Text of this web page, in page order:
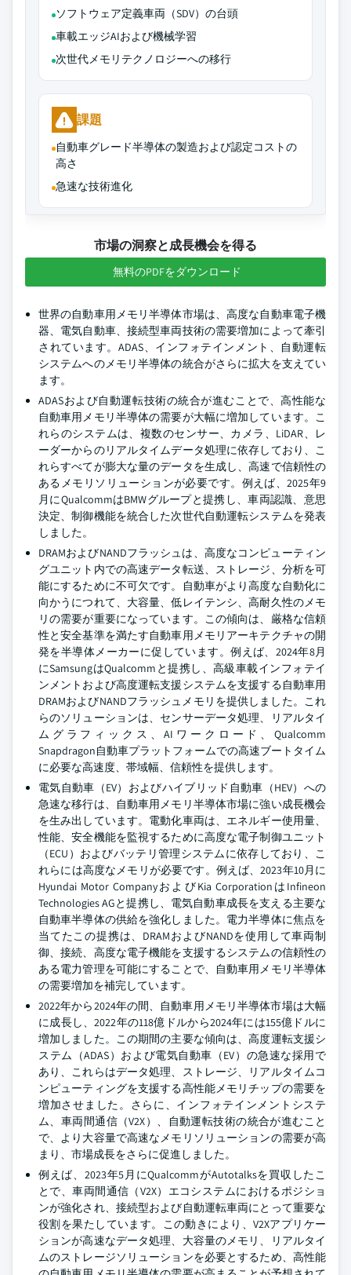
ソフトウェア定義車両（SDV）の台頭
車載エッジAIおよび機械学習
次世代メモリテクノロジーへの移行
課題
自動車グレード半導体の製造および認定コストの
高さ
急速な技術進化
市場の洞察と成長機会を得る
無料のPDFをダウンロード
世界の自動車用メモリ半導体市場は、高度な自動車電子機
器、電気自動車、接続型車両技術の需要増加によって牽引
されています。ADAS、インフォテインメント、自動運転
システムへのメモリ半導体の統合がさらに拡大を支えてい
ます。
ADASおよび自動運転技術の統合が進むことで、高性能な
自動車用メモリ半導体の需要が大幅に増加しています。こ
れらのシステムは、複数のセンサー、カメラ、LiDAR、レ
ーダーからのリアルタイムデータ処理に依存しており、こ
れらすべてが膨大な量のデータを生成し、高速で信頼性の
あるメモリソリューションが必要です。例えば、2025年9
月にQualcommはBMWグループと提携し、車両認識、意思
決定、制御機能を統合した次世代自動運転システムを発表
しました。
DRAMおよびNANDフラッシュは、高度なコンピューティン
グユニット内での高速データ転送、ストレージ、分析を可
能にするために不可欠です。自動車がより高度な自動化に
向かうにつれて、大容量、低レイテンシ、高耐久性のメモ
リの需要が重要になっています。この傾向は、厳格な信頼
性と安全基準を満たす自動車用メモリアーキテクチャの開
発を半導体メーカーに促しています。例えば、2024年8月
にSamsungはQualcommと提携し、高級車載インフォテイ
ンメントおよび高度運転支援システムを支援する自動車用
DRAMおよびNANDフラッシュメモリを提供しました。これ
らのソリューションは、センサーデータ処理、リアルタイ
ムグラフィックス、AIワークロード、Qualcomm
Snapdragon自動車プラットフォームでの高速ブートタイム
に必要な高速度、帯域幅、信頼性を提供します。
電気自動車（EV）およびハイブリッド自動車（HEV）への
急速な移行は、自動車用メモリ半導体市場に強い成長機会
を生み出しています。電動化車両は、エネルギー使用量、
性能、安全機能を監視するために高度な電子制御ユニット
（ECU）およびバッテリ管理システムに依存しており、こ
れらには高度なメモリが必要です。例えば、2023年10月に
Hyundai Motor CompanyおよびKia CorporationはInfineon
Technologies AGと提携し、電気自動車成長を支える主要な
自動車半導体の供給を強化しました。電力半導体に焦点を
当てたこの提携は、DRAMおよびNANDを使用して車両制
御、接続、高度な電子機能を支援するシステムの信頼性の
ある電力管理を可能にすることで、自動車用メモリ半導体
の需要増加を補完しています。
2022年から2024年の間、自動車用メモリ半導体市場は大幅
に成長し、2022年の118億ドルから2024年には155億ドルに
増加しました。この期間の主要な傾向は、高度運転支援シ
ステム（ADAS）および電気自動車（EV）の急速な採用で
あり、これらはデータ処理、ストレージ、リアルタイムコ
ンピューティングを支援する高性能メモリチップの需要を
増加させました。さらに、インフォテインメントシステ
ム、車両間通信（V2X）、自動運転技術の統合が進むこと
で、より大容量で高速なメモリソリューションの需要が高
まり、市場成長をさらに促進しました。
例えば、2023年5月にQualcommがAutotalksを買収したこ
とで、車両間通信（V2X）エコシステムにおけるポジショ
ンが強化され、接続型および自動運転車両にとって重要な
役割を果たしています。この動きにより、V2Xアプリケー
ションが高速なデータ処理、大容量のメモリ、リアルタイ
ムのストレージソリューションを必要とするため、高性能